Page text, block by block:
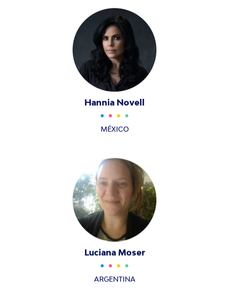
Hannia Novell
MÉXICO
Luciana Moser
ARGENTINA